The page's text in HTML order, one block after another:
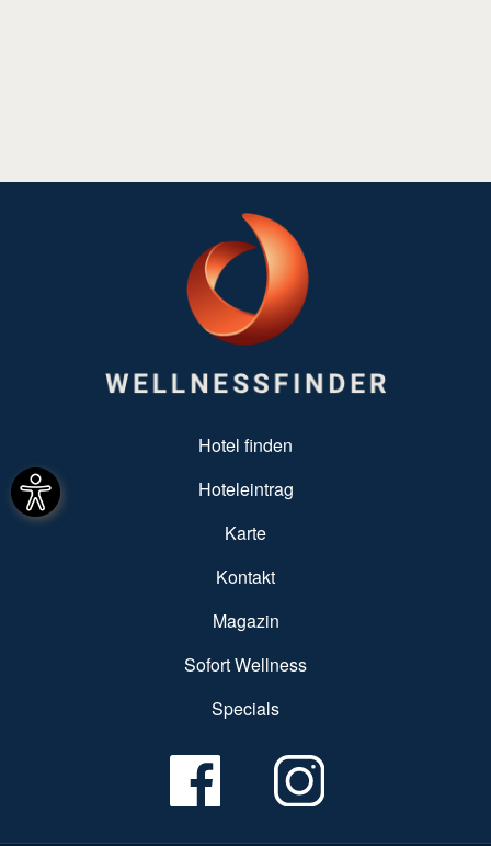
Hotel finden
Hoteleintrag
Karte
Kontakt
Magazin
Sofort Wellness
Specials